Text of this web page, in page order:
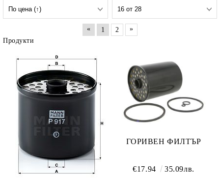
« 1 2
»
Продукти
ГОРИВЕН ФИЛТЪР
€17.94 35.09лв.